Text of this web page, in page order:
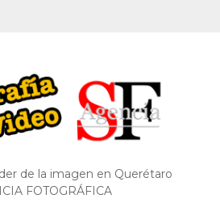
de la imagen en Querétaro
FOTOGRÁFICA